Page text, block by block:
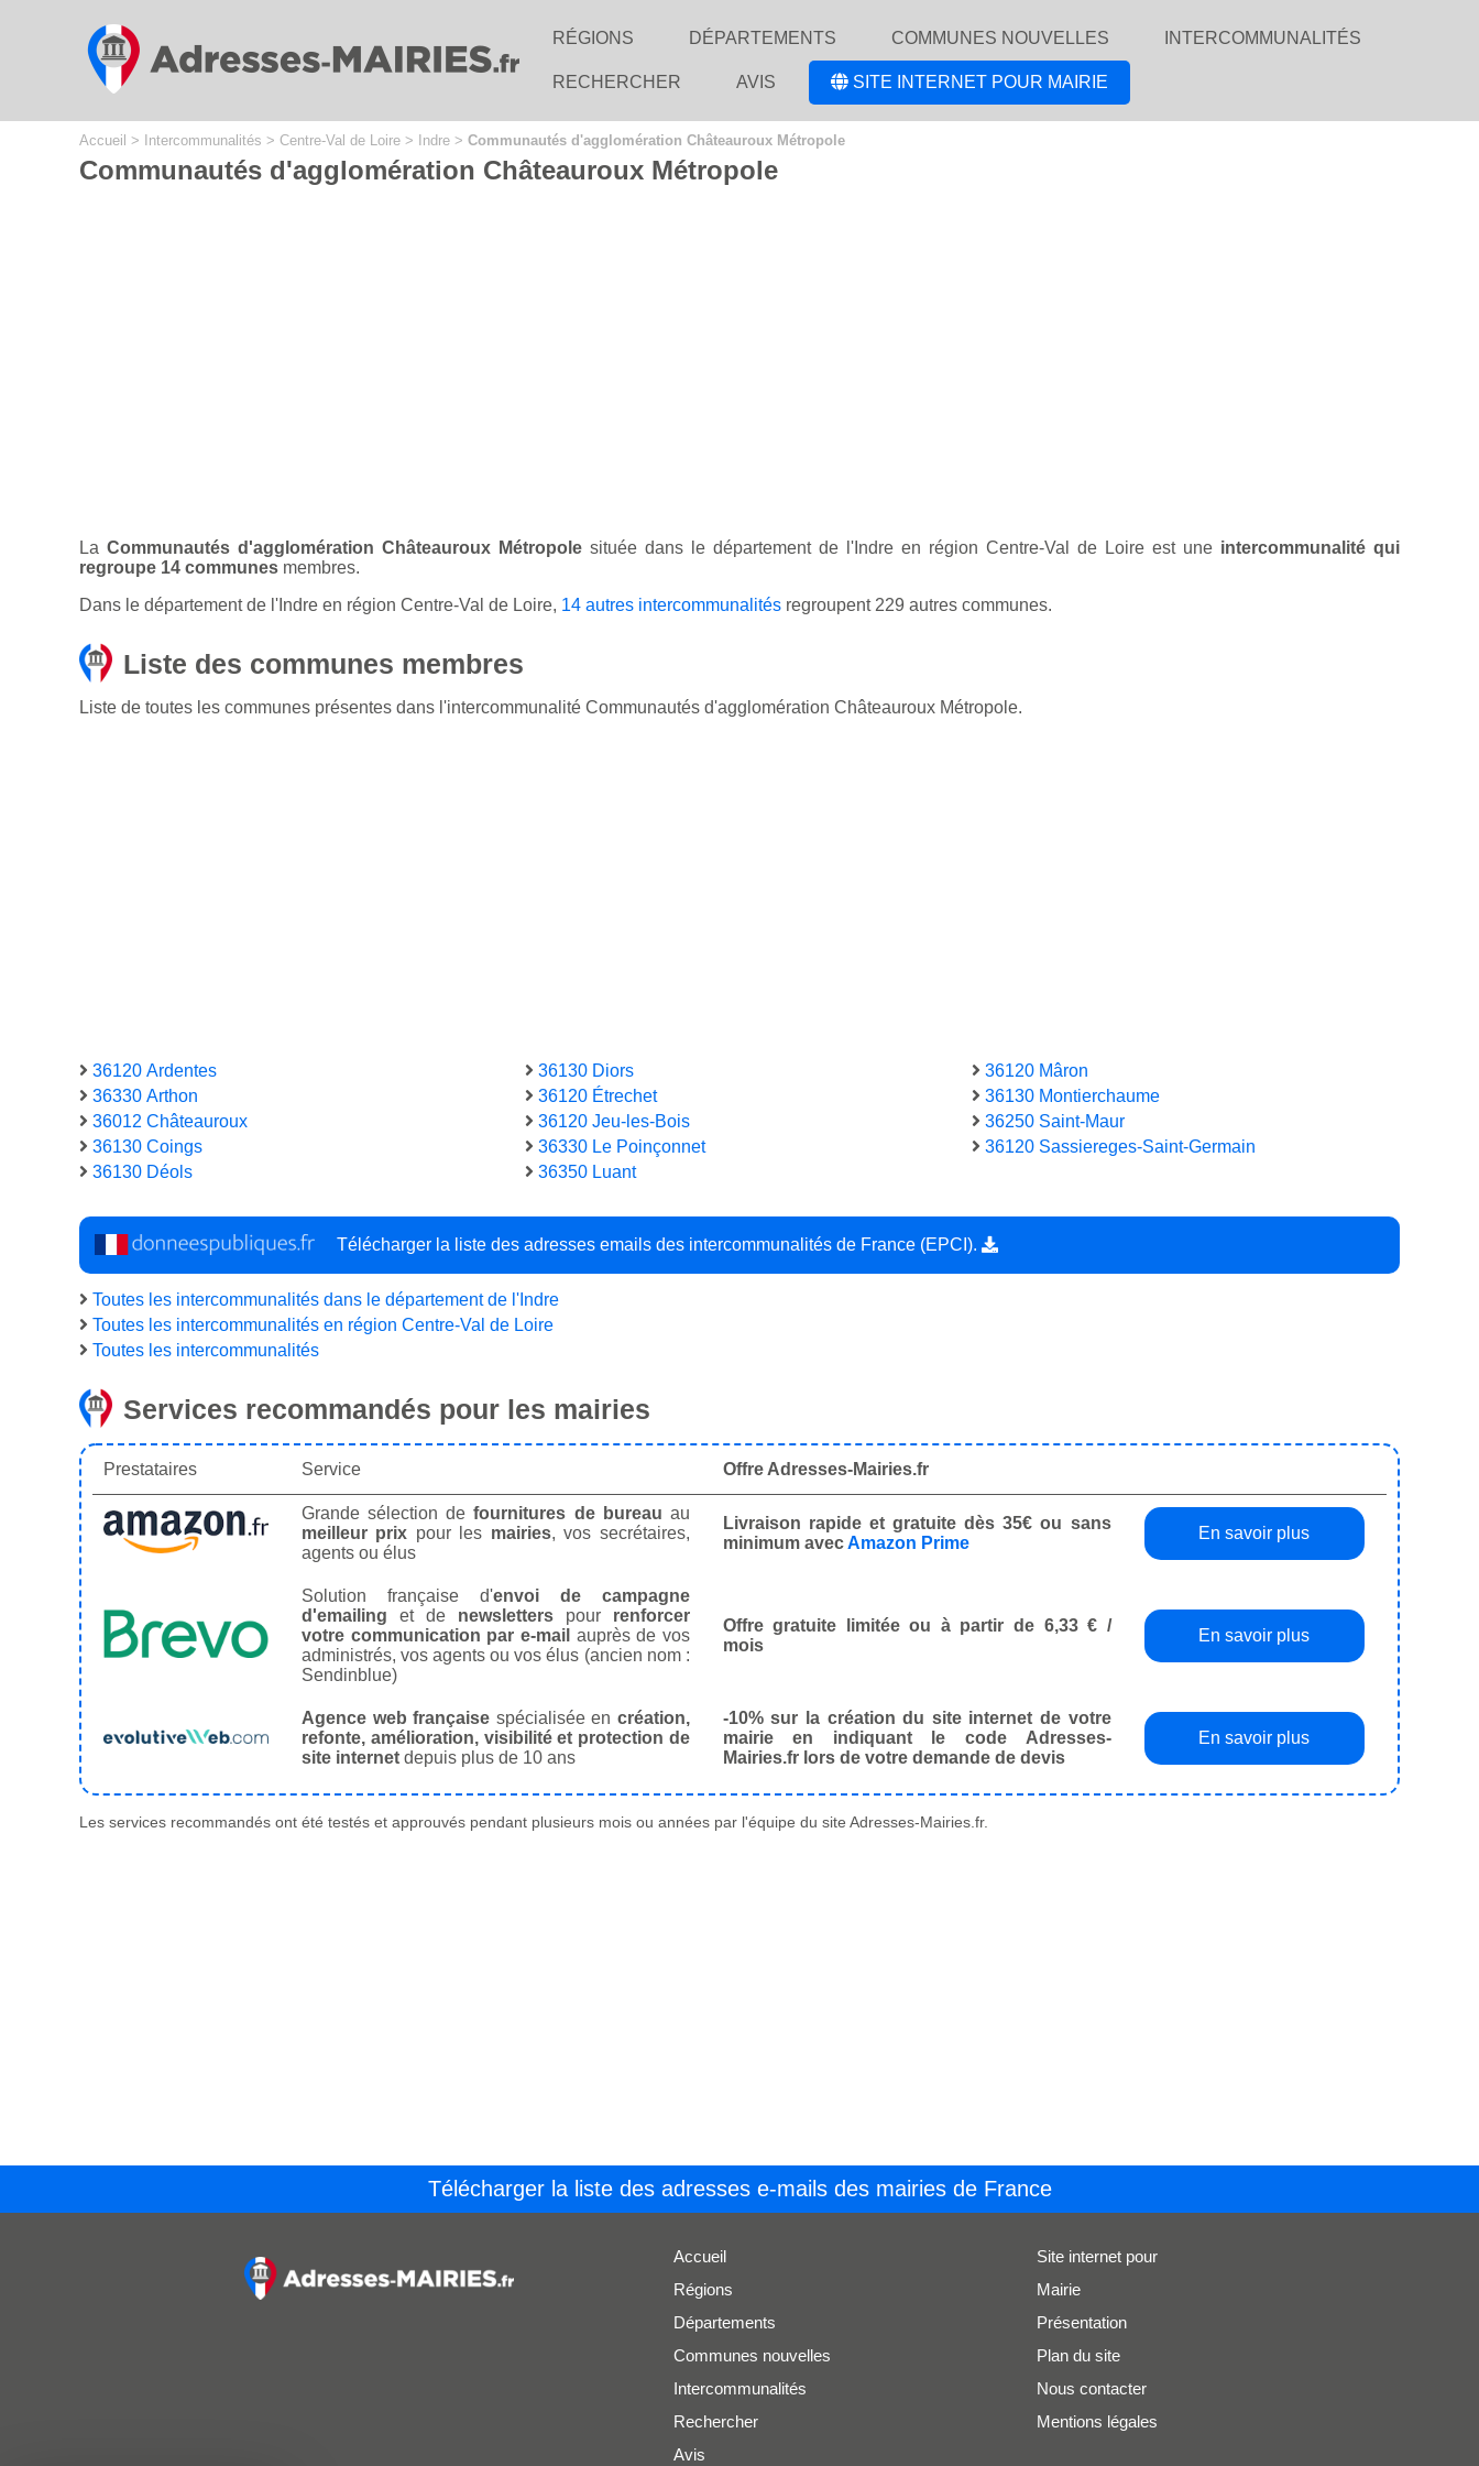
RÉGIONS DÉPARTEMENTS COMMUNES NOUVELLES INTERCOMMUNALITÉS
RECHERCHER AVIS SITE INTERNET POUR MAIRIE
Accueil > Intercommunalités > Centre-Val de Loire > Indre > Communautés d'agglomération Châteauroux Métropole
Communautés d'agglomération Châteauroux Métropole
La Communautés d'agglomération Châteauroux Métropole située dans le département de l'Indre en région Centre-Val de Loire est une intercommunalité qui
regroupe 14 communes membres.
Dans le département de l'Indre en région Centre-Val de Loire, 14 autres intercommunalités regroupent 229 autres communes.
Liste des communes membres
Liste de toutes les communes présentes dans l'intercommunalité Communautés d'agglomération Châteauroux Métropole.
36120 Ardentes
36330 Arthon
36012 Châteauroux
36130 Coings
36130 Déols
36130 Diors
36120 Étrechet
36120 Jeu-les-Bois
36330 Le Poinçonnet
36350 Luant
36120 Mâron
36130 Montierchaume
36250 Saint-Maur
36120 Sassiereges-Saint-Germain
Télécharger la liste des adresses emails des intercommunalités de France (EPCI).
Toutes les intercommunalités dans le département de l'Indre
Toutes les intercommunalités en région Centre-Val de Loire
Toutes les intercommunalités
Services recommandés pour les mairies
Prestataires Service Offre Adresses-Mairies.fr
Grande sélection defournitures de bureau au
meilleur prix pour les mairies, vos secrétaires,
agents ou élus
Livraison rapide et gratuite dès 35€ ou sans
minimum avecAmazon Prime
En savoir plus
Solution française d'envoi de campagne
d'emailing et de newsletterspour renforcer
votre communication par e-mail auprès de vos
administrés, vos agents ou vos élus (ancien nom :
Sendinblue)
Offre gratuite limitée ou à partir de 6,33 € /
mois
En savoir plus
Agence web française spécialisée en création,
refonte, amélioration, visibilité et protection de
site internet depuis plus de 10 ans
-10% sur la création du site internet de votre
mairie en indiquant le code Adresses-
Mairies.fr lors de votre demande de devis
En savoir plus
Les services recommandés ont été testés et approuvés pendant plusieurs mois ou années par l'équipe du site Adresses-Mairies.fr.
Télécharger la liste des adresses e-mails des mairies de France
Accueil
Régions
Départements
Communes nouvelles
Intercommunalités
Rechercher
Avis
Site internet pour
Mairie
Présentation
Plan du site
Nous contacter
Mentions légales